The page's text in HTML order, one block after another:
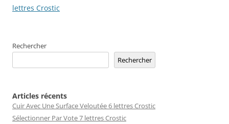
articles
lettres Crostic
Rechercher
Rechercher
Articles récents
Cuir Avec Une Surface Veloutée 6 lettres Crostic
Sélectionner Par Vote 7 lettres Crostic